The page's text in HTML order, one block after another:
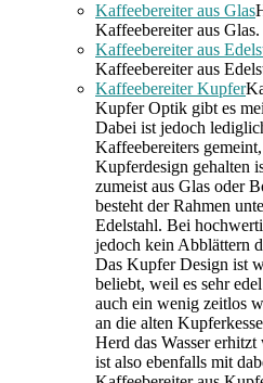
Kaffeebereiter aus Glas
Kaffeebereiter aus Glas.
Kaffeebereiter aus
Kaffeebereiter aus
Kaffeebereiter Kupfer
Kupfer Optik gibt es
Dabei ist jedoch
Kaffeebereiters
Kupferdesign gehalten
zumeist aus Glas oder
besteht der Rahmen
Edelstahl. Bei
jedoch kein Abblättern
Das Kupfer Design ist
beliebt, weil es sehr
auch ein wenig zeitlos
an die alten
Herd das Wasser
ist also ebenfalls mit